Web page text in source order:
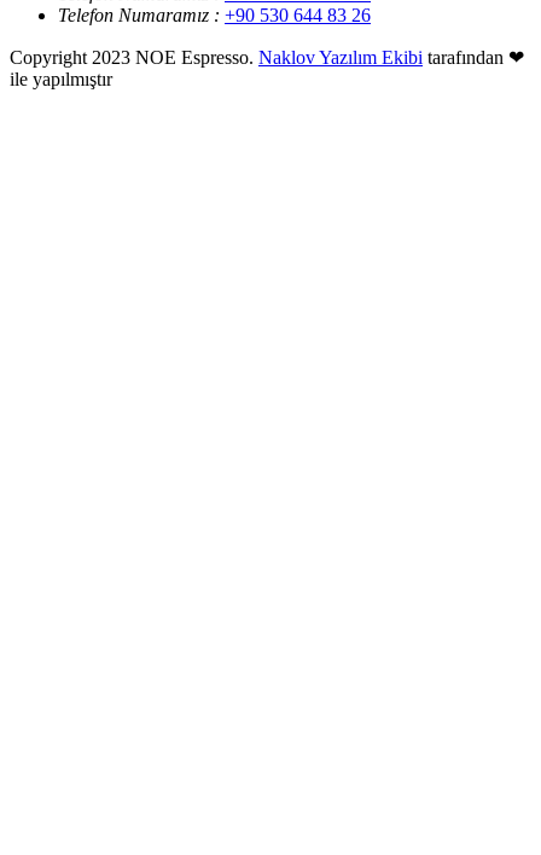
Telefon Numaramız : +90 530 644 83 26
Copyright 2023 NOE Espresso. Naklov Yazılım Ekibi tarafından ❤
ile yapılmıştır